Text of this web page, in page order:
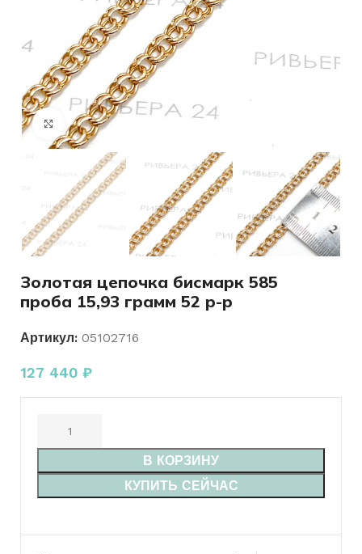
Нажмите, чтобы увеличить
Золотая цепочка бисмарк 585
проба 15,93 грамм 52 р-р
Артикул: 05102716
127 440 ₽
В КОРЗИНУ
КУПИТЬ СЕЙЧАС